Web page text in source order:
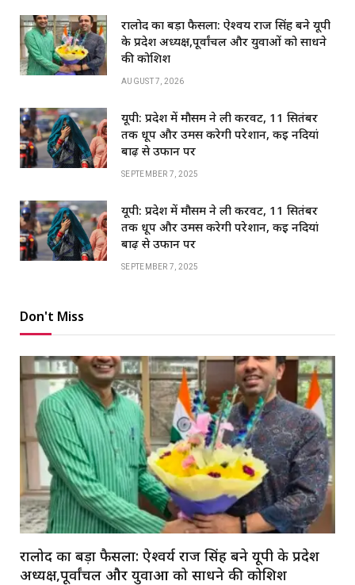
रालोद का बड़ा फैसला: ऐश्वर्य राज सिंह बने यूपी
के प्रदेश अध्यक्ष,पूर्वांचल और युवाओं को साधने
की कोशिश
AUGUST 7, 2026
यूपी: प्रदेश में मौसम ने ली करवट, 11 सितंबर
तक धूप और उमस करेगी परेशान, कई नदियां
बाढ़ से उफान पर
SEPTEMBER 7, 2025
यूपी: प्रदेश में मौसम ने ली करवट, 11 सितंबर
तक धूप और उमस करेगी परेशान, कई नदियां
बाढ़ से उफान पर
SEPTEMBER 7, 2025
Don't Miss
रालोद का बड़ा फैसला: ऐश्वर्य राज सिंह बने यूपी के प्रदेश
अध्यक्ष,पूर्वांचल और युवाओं को साधने की कोशिश